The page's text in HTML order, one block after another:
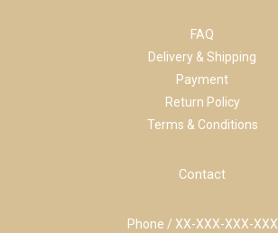
FAQ
Delivery & Shipping
Payment
Return Policy
Terms & Conditions
Contact
Phone / XX-XXX-XXX-XXX